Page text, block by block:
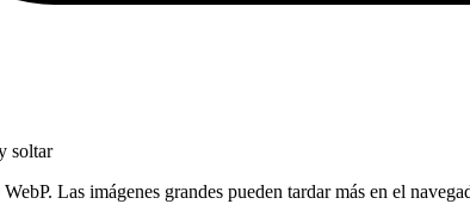
soltar
Las imágenes grandes pueden tardar más en el